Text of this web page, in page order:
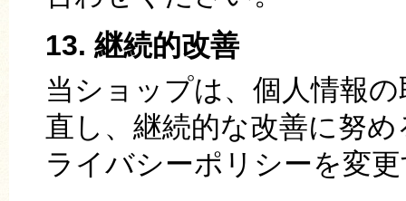
13. 継続的改善
当ショップは、個人情報
直し、継続的な改善に努
ライバシーポリシーを変